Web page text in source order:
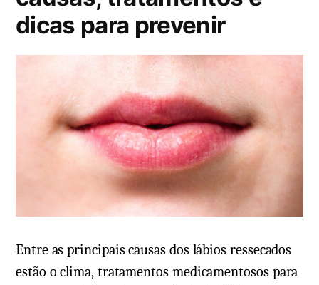
o
e
dicas para prevenir
Entre as principais causas dos lábios ressecados
estão o clima, tratamentos medicamentosos para